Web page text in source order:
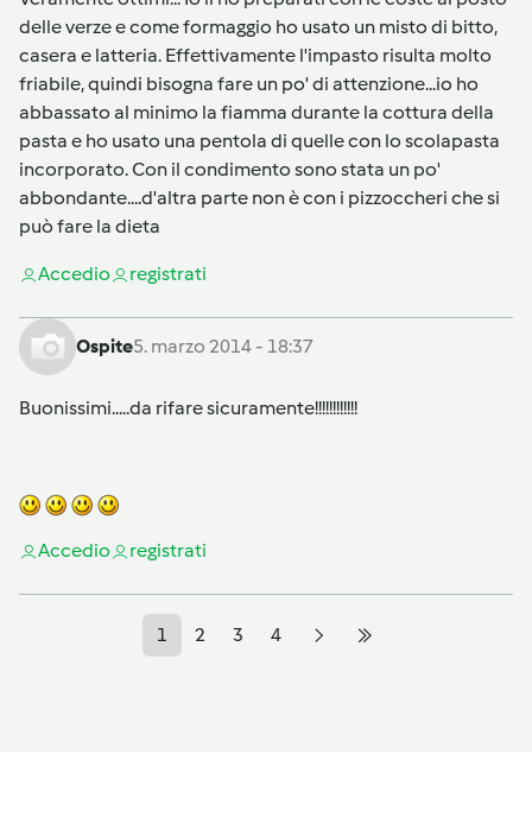
delle verze e come formaggio ho usato un misto di bitto,
casera e latteria. Effettivamente l'impasto risulta molto
friabile, quindi bisogna fare un po' di attenzione...io ho
abbassato al minimo la fiamma durante la cottura della
pasta e ho usato una pentola di quelle con lo scolapasta
incorporato. Con il condimento sono stata un po'
abbondante....d'altra parte non è con i pizzoccheri che si
può fare la dieta
Accedio registrati
Ospite5. marzo 2014 - 18:37
Buonissimi.....da rifare sicuramente!!!!!!!!!!!!
Accedio registrati
1 2 3 4